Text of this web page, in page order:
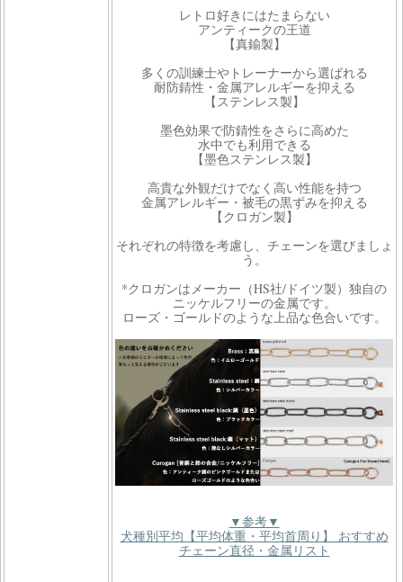
レトロ好きにはたまらない
アンティークの王道
【真鍮製】
多くの訓練士やトレーナーから選ばれる
耐防錆性・金属アレルギーを抑える
【ステンレス製】
墨色効果で防錆性をさらに高めた
水中でも利用できる
【墨色ステンレス製】
高貴な外観だけでなく高い性能を持つ
金属アレルギー・被毛の黒ずみを抑える
【クロガン製】
それぞれの特徴を考慮し、チェーンを選びましょ
う。
*クロガンはメーカー（HS社/ドイツ製）独自の
ニッケルフリーの金属です。
ローズ・ゴールドのような上品な色合いです。
▼参考▼
犬種別平均【平均体重・平均首周り】 おすすめ
チェーン直径・金属リスト